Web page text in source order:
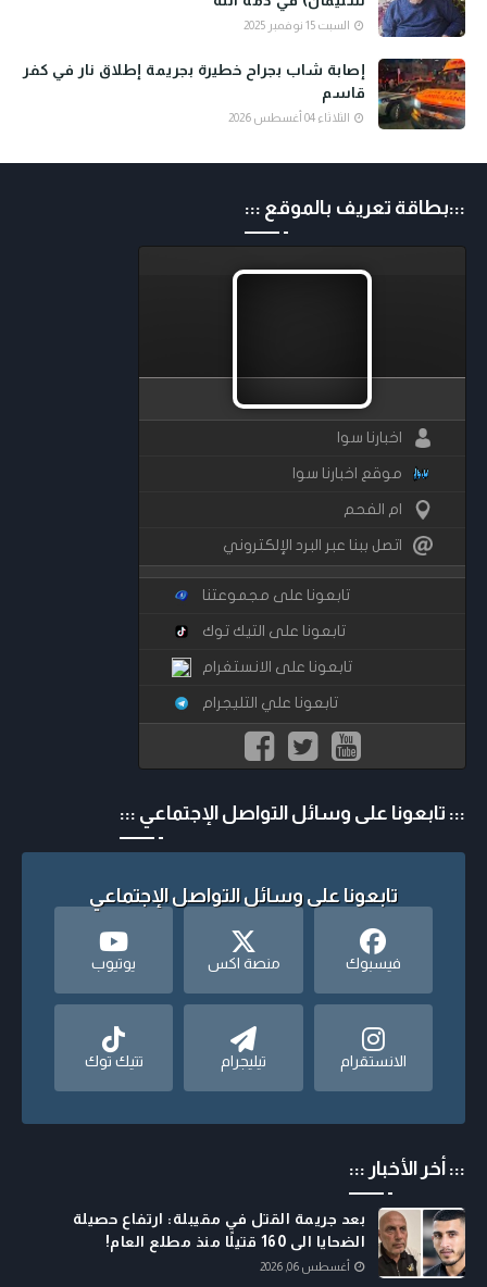
السبت 15 نوفمبر 2025
إصابة شاب بجراح خطيرة بجريمة إطلاق نار في كفر
قاسم
الثلاثاء 04 أغسطس 2026
:::بطاقة تعريف بالموقع :::
اخبارنا سوا
موقع اخبارنا سوا
ام الفحم
اتصل ببنا عبر البرد الإلكتروني
تابعونا على مجموعتنا
تابعونا على التيك توك
تابعونا على الانستغرام
تابعونا علي التليجرام
::: تابعونا على وسائل التواصل الإجتماعي :::
تابعونا على وسائل التواصل الإجتماعي
فيسبوك منصة اكس يوتيوب
الانستقرام تيليجرام تتيك توك
::: أخر الأخبار :::
بعد جريمة القتل في مقيبلة: ارتفاع حصيلة
الضحايا الى 160 قتيلًا منذ مطلع العام!
أغسطس 06, 2026